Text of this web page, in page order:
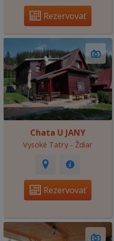
Rezervovať
Chata U JANY
Vysoké Tatry - Ždiar
Rezervovať